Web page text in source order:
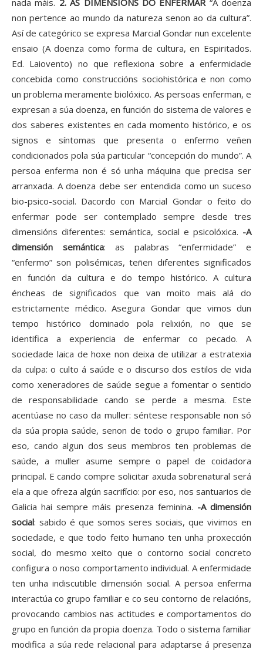
nada máis. 2. AS DIMENSIÓNS DO ENFERMAR “A doenza
non pertence ao mundo da natureza senon ao da cultura”.
Así de categórico se expresa Marcial Gondar nun excelente
ensaio (A doenza como forma de cultura, en Espiritados.
Ed. Laiovento) no que reflexiona sobre a enfermidade
concebida como construccións sociohistórica e non como
un problema meramente biolóxico. As persoas enferman, e
expresan a súa doenza, en función do sistema de valores e
dos saberes existentes en cada momento histórico, e os
signos e síntomas que presenta o enfermo veñen
condicionados pola súa particular “concepción do mundo”. A
persoa enferma non é só unha máquina que precisa ser
arranxada. A doenza debe ser entendida como un suceso
bio-psico-social. Dacordo con Marcial Gondar o feito do
enfermar pode ser contemplado sempre desde tres
dimensións diferentes: semántica, social e psicolóxica. -A
dimensión semántica: as palabras “enfermidade” e
“enfermo” son polisémicas, teñen diferentes significados
en función da cultura e do tempo histórico. A cultura
éncheas de significados que van moito mais alá do
estrictamente médico. Asegura Gondar que vimos dun
tempo histórico dominado pola relixión, no que se
identifica a experiencia de enfermar co pecado. A
sociedade laica de hoxe non deixa de utilizar a estratexia
da culpa: o culto á saúde e o discurso dos estilos de vida
como xeneradores de saúde segue a fomentar o sentido
de responsabilidade cando se perde a mesma. Este
acentúase no caso da muller: séntese responsable non só
da súa propia saúde, senon de todo o grupo familiar. Por
eso, cando algun dos seus membros ten problemas de
saúde, a muller asume sempre o papel de coidadora
principal. E cando compre solicitar axuda sobrenatural será
ela a que ofreza algún sacrifício: por eso, nos santuarios de
Galicia hai sempre máis presenza feminina. -A dimensión
social: sabido é que somos seres sociais, que vivimos en
sociedade, e que todo feito humano ten unha proxección
social, do mesmo xeito que o contorno social concreto
configura o noso comportamento individual. A enfermidade
ten unha indiscutible dimensión social. A persoa enferma
interactúa co grupo familiar e co seu contorno de relacións,
provocando cambios nas actitudes e comportamentos do
grupo en función da propia doenza. Todo o sistema familiar
modifica a súa rede relacional para adaptarse á presenza